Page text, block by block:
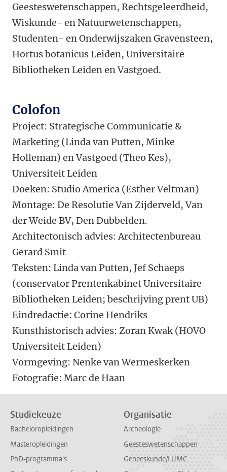
Geesteswetenschappen, Rechtsgeleerdheid,
Wiskunde- en Natuurwetenschappen,
Studenten- en Onderwijszaken Gravensteen,
Hortus botanicus Leiden, Universitaire
Bibliotheken Leiden en Vastgoed.
Colofon
Project: Strategische Communicatie &
Marketing (Linda van Putten, Minke
Holleman) en Vastgoed (Theo Kes),
Universiteit Leiden
Doeken: Studio America (Esther Veltman)
Montage: De Resolutie Van Zijderveld, Van
der Weide BV, Den Dubbelden.
Architectonisch advies: Architectenbureau
Gerard Smit
Teksten: Linda van Putten, Jef Schaeps
(conservator Prentenkabinet Universitaire
Bibliotheken Leiden; beschrijving prent UB)
Eindredactie: Corine Hendriks
Kunsthistorisch advies: Zoran Kwak (HOVO
Universiteit Leiden)
Vormgeving: Nenke van Wermeskerken
Fotografie: Marc de Haan
Studiekeuze
Bacheloropleidingen
Masteropleidingen
PhD-programma's
Organisatie
Archeologie
Geesteswetenschappen
Geneeskunde/LUMC